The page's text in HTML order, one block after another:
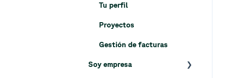
Tu perfil
Proyectos
Gestión de facturas
Soy empresa